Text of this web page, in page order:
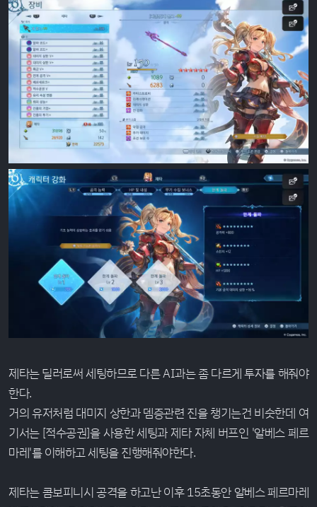
제타는 딜러로써 세팅하므로 다른 AI과는 좀 다르게 투자를 해줘야
한다.
거의 유저처럼 대미지 상한과 뎀증관련 진을 챙기는건 비슷한데 여
기서는 [적수공권]을 사용한 세팅과 제타 자체 버프인 '알베스 페르
마레'를 이해하고 세팅을 진행해줘야한다.
제타는 콤보피니시 공격을 하고난 이후 15초동안 알베스 페르마레